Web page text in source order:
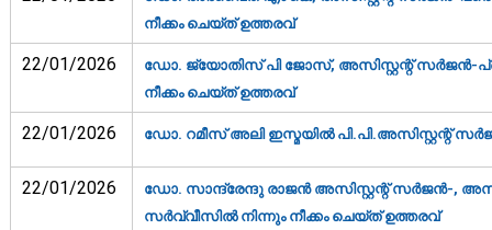
നീക്കം ചെയ്ത് ഉത്തരവ്‌
22/01/2026
ഡോ. ജ്യോതിസ് പി ജോസ്, അസിസ്റ്റന്റ് സര്‍ജന്‍-
നീക്കം ചെയ്ത് ഉത്തരവ്‌
22/01/2026 ഡോ. റമീസ് അലി ഇസ്മയില്‍ പി.പി.അസിസ്റ്റന്റ്
22/01/2026
ഡോ. സാന്ദ്രേന്ദു രാജന്‍ അസിസ്റ്റന്റ് സര്‍ജന്‍-,
സര്‍വ്വീസില്‍ നിന്നും നീക്കം ചെയ്ത് ഉത്തരവ്‌